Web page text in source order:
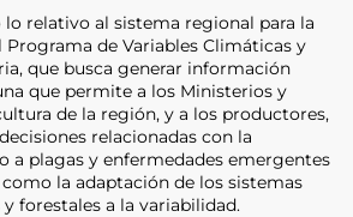
relativo al sistema regional para la
de Variables Climáticas y
que busca generar información
que permite a los Ministerios y
de la región, y a los productores,
relacionadas con la
a plagas y enfermedades emergentes
la adaptación de los sistemas
forestales a la variabilidad.